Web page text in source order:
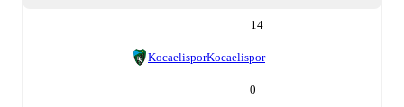
14
KocaelisporKocaelispor
0